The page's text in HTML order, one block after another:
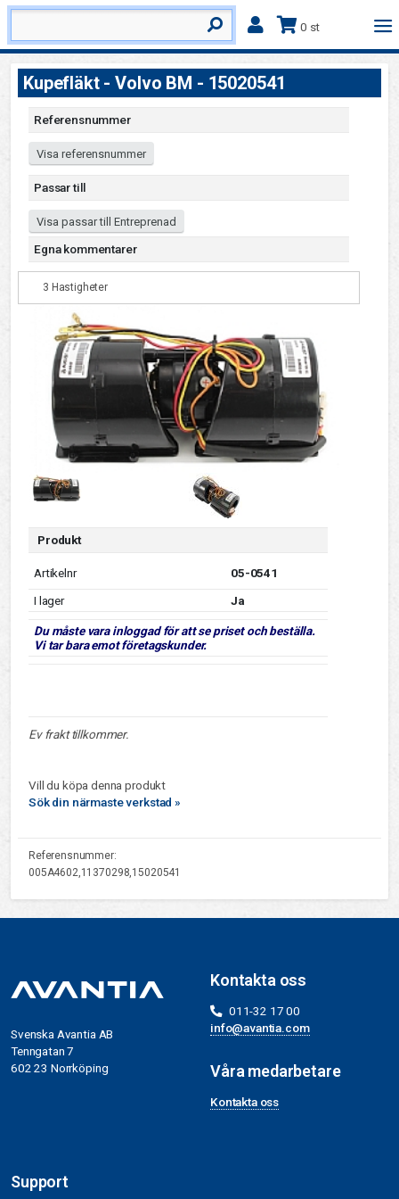
0 st
Kupefläkt - Volvo BM - 15020541
Referensnummer
Visa referensnummer
Passar till
Visa passar till Entreprenad
Egna kommentarer
3 Hastigheter
Produkt
Artikelnr
05-0541
I lager
Ja
Du måste vara inloggad för att se priset och beställa.
Vi tar bara emot företagskunder.
Ev frakt tillkommer.
Vill du köpa denna produkt
Sök din närmaste verkstad »
Referensnummer:
005A4602,11370298,15020541
Svenska Avantia AB
Tenngatan 7
602 23 Norrköping
Kontakta oss
011-32 17 00
info@avantia.com
Våra medarbetare
Kontakta oss
Support